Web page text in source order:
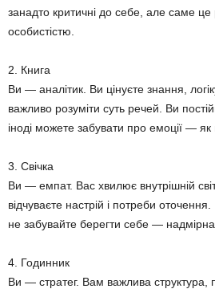
занадто критичні до себе, але саме
особистістю.
2. Книга
Ви — аналітик. Ви цінуєте знання,
важливо розуміти суть речей. Ви
іноді можете забувати про емоції — як
3. Свічка
Ви — емпат. Вас хвилює внутрішній
відчуваєте настрій і потреби
не забувайте берегти себе —
4. Годинник
Ви — стратег. Вам важлива структура,